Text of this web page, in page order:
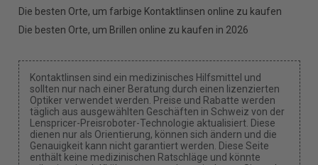
Die besten Orte, um farbige Kontaktlinsen online zu kaufen
Die besten Orte, um Brillen online zu kaufen in 2026
Kontaktlinsen sind ein medizinisches Hilfsmittel und
sollten nur nach einer Beratung durch einen lizenzierten
Optiker verwendet werden. Preise und Rabatte werden
täglich aus ausgewählten Geschäften in Schweiz von der
Lenspricer-Preisroboter-Technologie aktualisiert. Diese
dienen nur als Orientierung, können sich ändern und die
Genauigkeit kann nicht garantiert werden. Diese Seite
enthält keine medizinischen Ratschläge und könnte